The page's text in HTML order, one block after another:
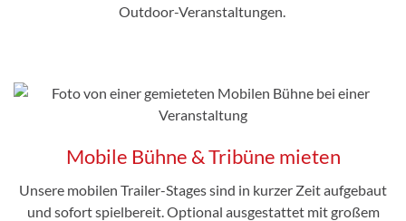
Outdoor-Veranstaltungen.
Mobile Bühne & Tribüne mieten
Unsere mobilen Trailer-Stages sind in kurzer Zeit aufgebaut
und sofort spielbereit. Optional ausgestattet mit großem